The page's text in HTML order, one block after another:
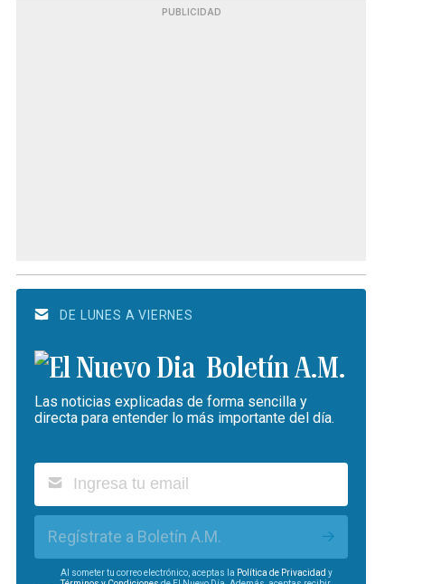
PUBLICIDAD
DE LUNES A VIERNES
Boletín A.M.
Las noticias explicadas de forma sencilla y
directa para entender lo más importante del día.
Regístrate a Boletín A.M.
Al someter tu correo electrónico, aceptas la Política de Privacidad y